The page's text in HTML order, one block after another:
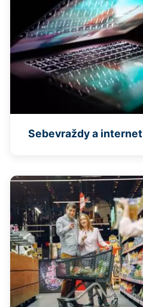
Sebevraždy a internet